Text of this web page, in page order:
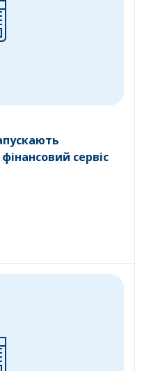
сервіс